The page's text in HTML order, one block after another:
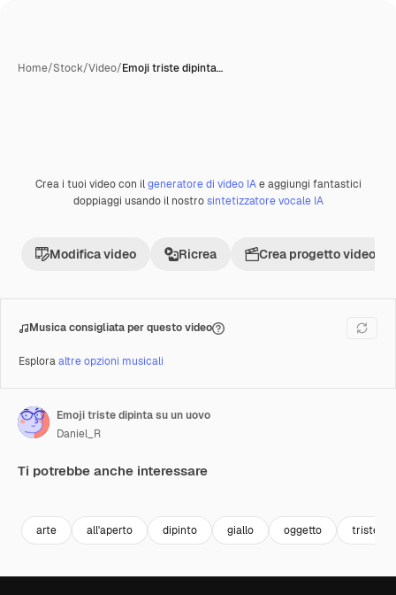
Home/Stock/Video/Emoji triste dipinta…
PremiumCreata con IA
Crea i tuoi video con ilgeneratore di video IAe aggiungi fantastici
doppiaggi usando il nostrosintetizzatore vocale IA
Modifica video Ricrea Crea progetto video
Musica consigliata per questo video
Esploraaltre opzioni musicali
Emoji triste dipinta su un uovo
Daniel_R
Ti potrebbe anche interessare
arte all'aperto dipinto giallo oggetto triste